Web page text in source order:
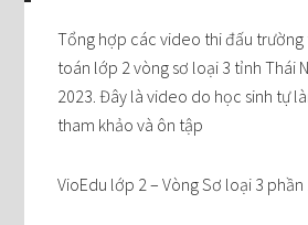
Tổng hợp các video thi đấu
toán lớp 2 vòng sơ loại 3 tỉnh Thái
2023. Đây là video do học sinh tự
tham khảo và ôn tập
VioEdu lớp 2 – Vòng Sơ loại 3 phần